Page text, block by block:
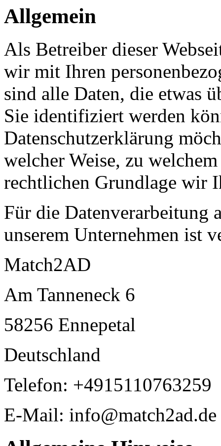
Allgemein
Als Betreiber dieser
wir mit Ihren
sind alle Daten, die etwas
Sie identifiziert werden
Datenschutzerklärung
welcher Weise, zu
rechtlichen Grundlage wir
Für die Datenverarbeitung
unserem Unternehmen ist
Match2AD
Am Tanneneck 6
58256 Ennepetal
Deutschland
Telefon: +4915110763259
E-Mail: info@match2ad.de